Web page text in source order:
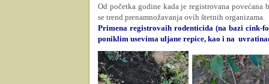
Od početka godine kada je registrovana
se trend prenamnožavanja ovih štetnih organizama.
Primena registrovaih rodenticida (na bazi cink-
poniklim usevima uljane repice, kao i na